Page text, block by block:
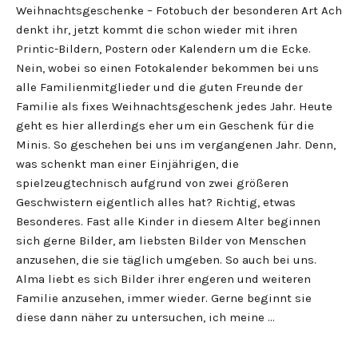
Weihnachtsgeschenke – Fotobuch der besonderen Art Ach
denkt ihr, jetzt kommt die schon wieder mit ihren
Printic-Bildern, Postern oder Kalendern um die Ecke.
Nein, wobei so einen Fotokalender bekommen bei uns
alle Familienmitglieder und die guten Freunde der
Familie als fixes Weihnachtsgeschenk jedes Jahr. Heute
geht es hier allerdings eher um ein Geschenk für die
Minis. So geschehen bei uns im vergangenen Jahr. Denn,
was schenkt man einer Einjährigen, die
spielzeugtechnisch aufgrund von zwei größeren
Geschwistern eigentlich alles hat? Richtig, etwas
Besonderes. Fast alle Kinder in diesem Alter beginnen
sich gerne Bilder, am liebsten Bilder von Menschen
anzusehen, die sie täglich umgeben. So auch bei uns.
Alma liebt es sich Bilder ihrer engeren und weiteren
Familie anzusehen, immer wieder. Gerne beginnt sie
diese dann näher zu untersuchen, ich meine …